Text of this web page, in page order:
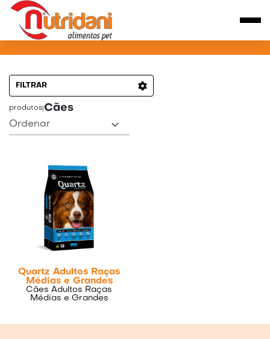
PRODUTOS PARA CÃES
FILTRAR
produtos Cães
Ordenar
Quartz Adultos Raças
Médias e Grandes
Cães Adultos Raças
Médias e Grandes